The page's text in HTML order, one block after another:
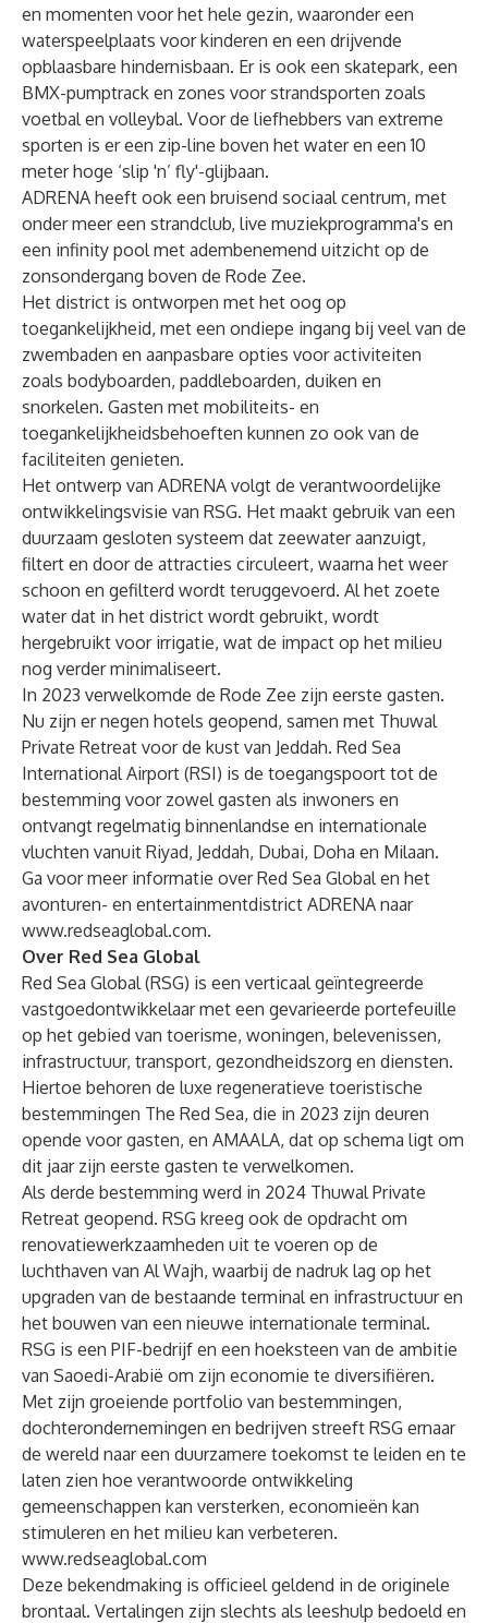
en momenten voor het hele gezin, waaronder een
waterspeelplaats voor kinderen en een drijvende
opblaasbare hindernisbaan. Er is ook een skatepark, een
BMX-pumptrack en zones voor strandsporten zoals
voetbal en volleybal. Voor de liefhebbers van extreme
sporten is er een zip-line boven het water en een 10
meter hoge ‘slip 'n’ fly'-glijbaan.
ADRENA heeft ook een bruisend sociaal centrum, met
onder meer een strandclub, live muziekprogramma's en
een infinity pool met adembenemend uitzicht op de
zonsondergang boven de Rode Zee.
Het district is ontworpen met het oog op
toegankelijkheid, met een ondiepe ingang bij veel van de
zwembaden en aanpasbare opties voor activiteiten
zoals bodyboarden, paddleboarden, duiken en
snorkelen. Gasten met mobiliteits- en
toegankelijkheidsbehoeften kunnen zo ook van de
faciliteiten genieten.
Het ontwerp van ADRENA volgt de verantwoordelijke
ontwikkelingsvisie van RSG. Het maakt gebruik van een
duurzaam gesloten systeem dat zeewater aanzuigt,
filtert en door de attracties circuleert, waarna het weer
schoon en gefilterd wordt teruggevoerd. Al het zoete
water dat in het district wordt gebruikt, wordt
hergebruikt voor irrigatie, wat de impact op het milieu
nog verder minimaliseert.
In 2023 verwelkomde de Rode Zee zijn eerste gasten.
Nu zijn er negen hotels geopend, samen met Thuwal
Private Retreat voor de kust van Jeddah. Red Sea
International Airport (RSI) is de toegangspoort tot de
bestemming voor zowel gasten als inwoners en
ontvangt regelmatig binnenlandse en internationale
vluchten vanuit Riyad, Jeddah, Dubai, Doha en Milaan.
Ga voor meer informatie over Red Sea Global en het
avonturen- en entertainmentdistrict ADRENA naar
www.redseaglobal.com.
Over Red Sea Global
Red Sea Global (RSG) is een verticaal geïntegreerde
vastgoedontwikkelaar met een gevarieerde portefeuille
op het gebied van toerisme, woningen, belevenissen,
infrastructuur, transport, gezondheidszorg en diensten.
Hiertoe behoren de luxe regeneratieve toeristische
bestemmingen The Red Sea, die in 2023 zijn deuren
opende voor gasten, en AMAALA, dat op schema ligt om
dit jaar zijn eerste gasten te verwelkomen.
Als derde bestemming werd in 2024 Thuwal Private
Retreat geopend. RSG kreeg ook de opdracht om
renovatiewerkzaamheden uit te voeren op de
luchthaven van Al Wajh, waarbij de nadruk lag op het
upgraden van de bestaande terminal en infrastructuur en
het bouwen van een nieuwe internationale terminal.
RSG is een PIF-bedrijf en een hoeksteen van de ambitie
van Saoedi-Arabië om zijn economie te diversifiëren.
Met zijn groeiende portfolio van bestemmingen,
dochterondernemingen en bedrijven streeft RSG ernaar
de wereld naar een duurzamere toekomst te leiden en te
laten zien hoe verantwoorde ontwikkeling
gemeenschappen kan versterken, economieën kan
stimuleren en het milieu kan verbeteren.
www.redseaglobal.com
Deze bekendmaking is officieel geldend in de originele
brontaal. Vertalingen zijn slechts als leeshulp bedoeld en